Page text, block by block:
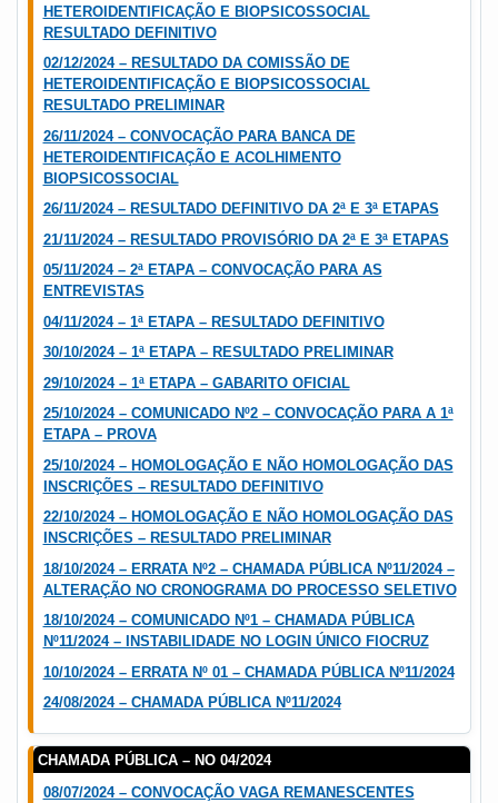
HETEROIDENTIFICAÇÃO E BIOPSICOSSOCIAL
RESULTADO DEFINITIVO
02/12/2024 – RESULTADO DA COMISSÃO DE
HETEROIDENTIFICAÇÃO E BIOPSICOSSOCIAL
RESULTADO PRELIMINAR
26/11/2024 – CONVOCAÇÃO PARA BANCA DE
HETEROIDENTIFICAÇÃO E ACOLHIMENTO
BIOPSICOSSOCIAL
26/11/2024 – RESULTADO DEFINITIVO DA 2ª E 3ª ETAPAS
21/11/2024 – RESULTADO PROVISÓRIO DA 2ª E 3ª ETAPAS
05/11/2024 – 2ª ETAPA – CONVOCAÇÃO PARA AS
ENTREVISTAS
04/11/2024 – 1ª ETAPA – RESULTADO DEFINITIVO
30/10/2024 – 1ª ETAPA – RESULTADO PRELIMINAR
29/10/2024 – 1ª ETAPA – GABARITO OFICIAL
25/10/2024 – COMUNICADO Nº2 – CONVOCAÇÃO PARA A 1ª
ETAPA – PROVA
25/10/2024 – HOMOLOGAÇÃO E NÃO HOMOLOGAÇÃO DAS
INSCRIÇÕES – RESULTADO DEFINITIVO
22/10/2024 – HOMOLOGAÇÃO E NÃO HOMOLOGAÇÃO DAS
INSCRIÇÕES – RESULTADO PRELIMINAR
18/10/2024 – ERRATA Nº2 – CHAMADA PÚBLICA Nº11/2024 –
ALTERAÇÃO NO CRONOGRAMA DO PROCESSO SELETIVO
18/10/2024 – COMUNICADO Nº1 – CHAMADA PÚBLICA
Nº11/2024 – INSTABILIDADE NO LOGIN ÚNICO FIOCRUZ
10/10/2024 – ERRATA Nº 01 – CHAMADA PÚBLICA Nº11/2024
24/08/2024 – CHAMADA PÚBLICA Nº11/2024
CHAMADA PÚBLICA – NO 04/2024
08/07/2024 – CONVOCAÇÃO VAGA REMANESCENTES